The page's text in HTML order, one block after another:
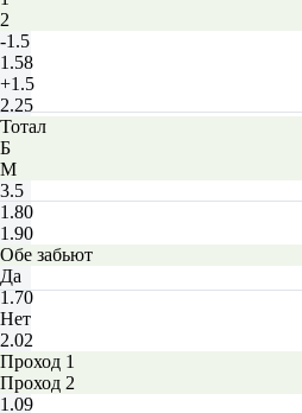
2
-1.5
1.58
+1.5
2.25
Тотал
Б
М
3.5
1.80
1.90
Обе забьют
Да
1.70
Нет
2.02
Проход 1
Проход 2
1.09